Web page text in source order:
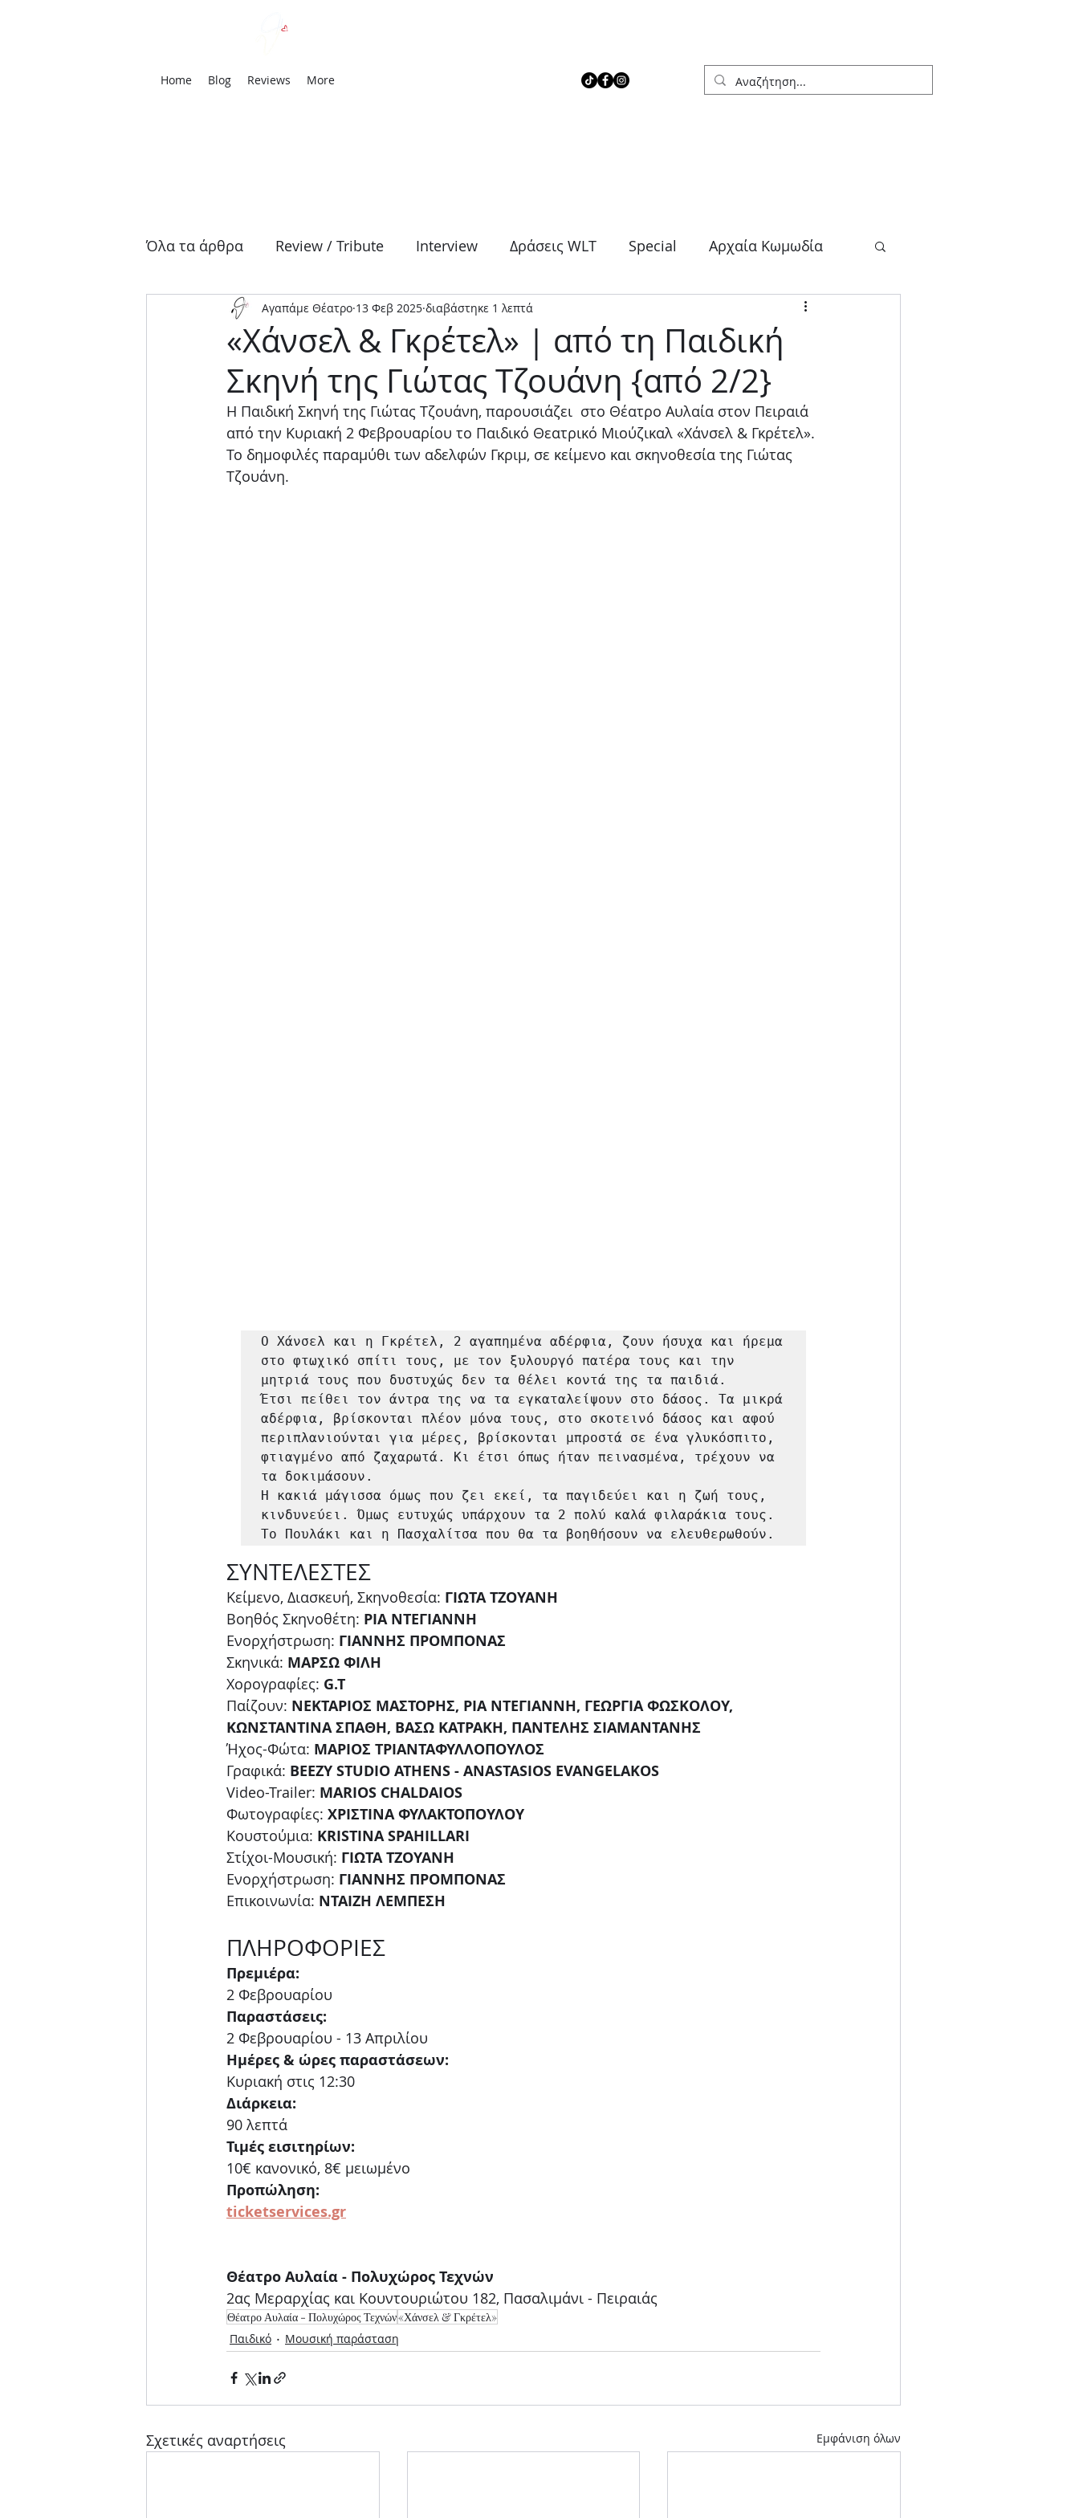
Home Blog Reviews More
Όλα τα άρθρα Review / Tribute Interview Δράσεις WLT Special Αρχαία Κωμωδία
Αρχαία Τραγωδία Δράμα Θρίλερ Κοινωνικό
Μουσική παράσταση Παιδικό Stand up Φαντασίας Ψυχολογία Blog
«Χάνσελ & Γκρέτελ» | από τη Παιδική
Σκηνή της Γιώτας Τζουάνη {από 2/2}
Αγαπάμε Θέατρο 13 Φεβ 2025 διαβάστηκε 1 λεπτά
Η Παιδική Σκηνή της Γιώτας Τζουάνη, παρουσιάζει  στο Θέατρο Αυλαία στον Πειραιά
από την Κυριακή 2 Φεβρουαρίου το Παιδικό Θεατρικό Μιούζικαλ «Χάνσελ & Γκρέτελ».
Το δημοφιλές παραμύθι των αδελφών Γκριμ, σε κείμενο και σκηνοθεσία της Γιώτας
Τζουάνη.
Ο Χάνσελ και η Γκρέτελ, 2 αγαπημένα αδέρφια, ζουν ήσυχα και ήρεμα
στο φτωχικό σπίτι τους, με τον ξυλουργό πατέρα τους και την
μητριά τους που δυστυχώς δεν τα θέλει κοντά της τα παιδιά.
Έτσι πείθει τον άντρα της να τα εγκαταλείψουν στο δάσος. Τα μικρά
αδέρφια, βρίσκονται πλέον μόνα τους, στο σκοτεινό δάσος και αφού
περιπλανιούνται για μέρες, βρίσκονται μπροστά σε ένα γλυκόσπιτο,
φτιαγμένο από ζαχαρωτά. Κι έτσι όπως ήταν πεινασμένα, τρέχουν να
τα δοκιμάσουν.
Η κακιά μάγισσα όμως που ζει εκεί, τα παγιδεύει και η ζωή τους,
κινδυνεύει. Όμως ευτυχώς υπάρχουν τα 2 πολύ καλά φιλαράκια τους.
Το Πουλάκι και η Πασχαλίτσα που θα τα βοηθήσουν να ελευθερωθούν.
ΣΥΝΤΕΛΕΣΤΕΣ
Κείμενο, Διασκευή, Σκηνοθεσία: ΓΙΩΤΑ ΤΖΟΥΑΝΗ
Βοηθός Σκηνοθέτη: ΡΙΑ ΝΤΕΓΙΑΝΝΗ
Ενορχήστρωση: ΓΙΑΝΝΗΣ ΠΡΟΜΠΟΝΑΣ
Σκηνικά: ΜΑΡΣΩ ΦΙΛΗ
Χορογραφίες: G.T
Παίζουν: ΝΕΚΤΑΡΙΟΣ ΜΑΣΤΟΡΗΣ, ΡΙΑ ΝΤΕΓΙΑΝΝΗ, ΓΕΩΡΓΙΑ ΦΩΣΚΟΛΟΥ,
ΚΩΝΣΤΑΝΤΙΝΑ ΣΠΑΘΗ, ΒΑΣΩ ΚΑΤΡΑΚΗ, ΠΑΝΤΕΛΗΣ ΣΙΑΜΑΝΤΑΝΗΣ
Ήχος-Φώτα: ΜΑΡΙΟΣ ΤΡΙΑΝΤΑΦΥΛΛΟΠΟΥΛΟΣ
Γραφικά: BEEZY STUDIO ATHENS - ANASTASIOS EVANGELAKOS
Video-Trailer: MARIOS CHALDAIOS
Φωτογραφίες: ΧΡΙΣΤΙΝΑ ΦΥΛΑΚΤΟΠΟΥΛΟΥ
Κουστούμια: KRISTINA SPAHILLARI
Στίχοι-Μουσική: ΓΙΩΤΑ ΤΖΟΥΑΝΗ
Ενορχήστρωση: ΓΙΑΝΝΗΣ ΠΡΟΜΠΟΝΑΣ
Επικοινωνία: ΝΤΑΙΖΗ ΛΕΜΠΕΣΗ
ΠΛΗΡΟΦΟΡΙΕΣ
Πρεμιέρα:
2 Φεβρουαρίου
Παραστάσεις:
2 Φεβρουαρίου - 13 Απριλίου
Ημέρες & ώρες παραστάσεων:
Κυριακή στις 12:30
Διάρκεια:
90 λεπτά
Τιμές εισιτηρίων:
10€ κανονικό, 8€ μειωμένο
Προπώληση:
ticketservices.gr
Θέατρο Αυλαία - Πολυχώρος Τεχνών
2ας Μεραρχίας και Κουντουριώτου 182, Πασαλιμάνι - Πειραιάς
Θέατρο Αυλαία - Πολυχώρος Τεχνών«Χάνσελ & Γκρέτελ»
Παιδικό
Μουσική παράσταση
Σχετικές αναρτήσεις Εμφάνιση όλων